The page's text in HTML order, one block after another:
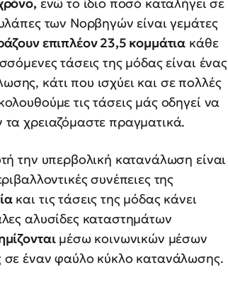
των Νορβηγών είναι γεμάτες
επιπλέον 23,5 κομμάτια κάθε
τάσεις της μόδας είναι ένας
κάτι που ισχύει και σε πολλές
τις τάσεις μάς οδηγεί να
χρειαζόμαστε πραγματικά.
την υπερβολική κατανάλωση είναι
συνέπειες της
και τις τάσεις της μόδας κάνει
αλυσίδες καταστημάτων
μέσω κοινωνικών μέσων
σε έναν φαύλο κύκλο κατανάλωσης.